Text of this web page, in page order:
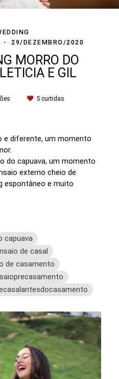
29/DEZEMBRO/2020
MORRO DO
E GIL
5 curtidas
e diferente, um momento
do capuava, um momento
externo cheio de
espontâneo e muito
capuava
de casal
de casamento